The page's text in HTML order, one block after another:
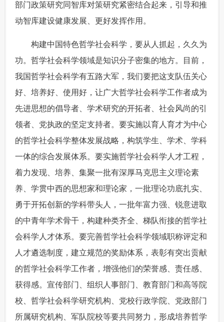
部门政策研究同智库对策研究紧密结合起来，引导和推
动智库建设健康发展、更好发挥作用。
构建中国特色哲学社会科学，要从人抓起，久久为
功。哲学社会科学领域是知识分子密集的地方。目前，
我国哲学社会科学有五路大军，我们要把这支队伍关心
好、培养好、使用好，让广大哲学社会科学工作者成为
先进思想的倡导者、学术研究的开拓者、社会风尚的引
领者、党执政的坚定支持者。要实施以育人育才为中心
的哲学社会科学整体发展战略，构筑学生、学术、学科
一体的综合发展体系。要实施哲学社会科学人才工程，
着力发现、培养、集聚一批有深厚马克思主义理论素
养、学贯中西的思想家和理论家，一批理论功底扎实、
勇于开拓创新的学科带头人，一批年富力强、锐意进取
的中青年学术骨干，构建种类齐全、梯队衔接的哲学社
会科学人才体系。要完善哲学社会科学领域职称评定和
人才遴选制度，建立规范的奖励体系，表彰有突出贡献
的哲学社会科学工作者，增强他们的荣誉感、责任感、
获得感。宣传部门、组织人事部门、教育部门和高等院
校、哲学社会科学研究机构、党校行政学院、党政部门
所属研究机构、军队院校等要共同努力，形成培养哲学